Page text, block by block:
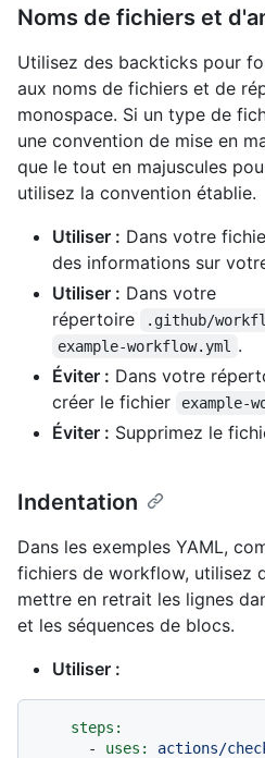
Noms de fichiers et
Utilisez des backticks pour
aux noms de fichiers et de
monospace. Si un type de
une convention de mise en
que le tout en majuscules
utilisez la convention établie.
Utiliser : Dans votre
des informations sur
Utiliser : Dans votre
répertoire
.github/
example-workflow.yml
.
Éviter : Dans votre
créer le fichier
example-
Éviter : Supprimez le
Indentation
Dans les exemples YAML,
fichiers de workflow, utilisez
mettre en retrait les lignes
et les séquences de blocs.
Utiliser :
steps:
-
uses:
actions/